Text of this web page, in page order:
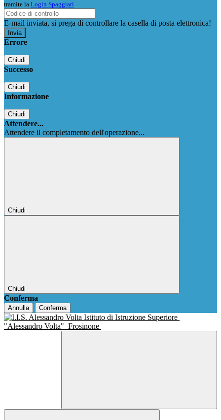
tramite la Login Spaggiari
E-mail inviata, si prega di controllare la casella di posta elettronica!
Errore
Chiudi
Successo
Chiudi
Informazione
Chiudi
Attendere...
Attendere il completamento dell'operazione...
Chiudi
Chiudi
Conferma
Annulla Conferma
Istituto di Istruzione Superiore
"Alessandro Volta" Frosinone